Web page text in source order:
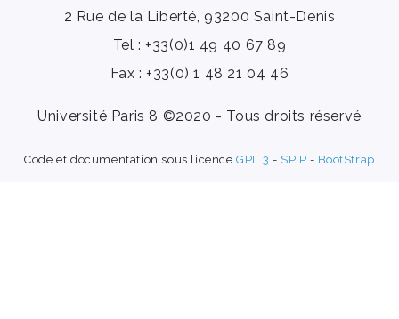
2 Rue de la Liberté, 93200 Saint-Denis
Tel : +33(0)1 49 40 67 89
Fax : +33(0) 1 48 21 04 46
Université Paris 8 ©2020 - Tous droits réservé
Code et documentation sous licenceGPL 3 - SPIP - BootStrap